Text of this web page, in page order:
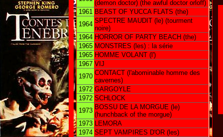
(demon doctor) (the awful doctor orloff)
1961 BEAST OF YUCCA FLATS (the)
1964 SPECTRE MAUDIT (le) (tourment
noire)
1964 HORROR OF PARTY BEACH (the)
1965 MONSTRES (les) : la série
1965 HOMME VOLANT (l')
1967 VIJ
1970 CONTACT (l'abominable homme des
cavernes)
1972 GARGOYLE
1972 SCHLOCK
1973 BOSSU DE LA MORGUE (le)
(hunchback of the morgue)
1973 LEMORA
1974 SEPT VAMPIRES D'OR (les)